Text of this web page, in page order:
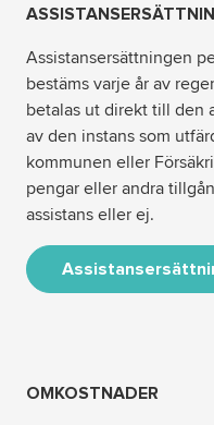
Assistansersättningen
bestäms varje år av
betalas ut direkt till den
av den instans som
kommunen eller
pengar eller andra
assistans eller ej.
OMKOSTNADER